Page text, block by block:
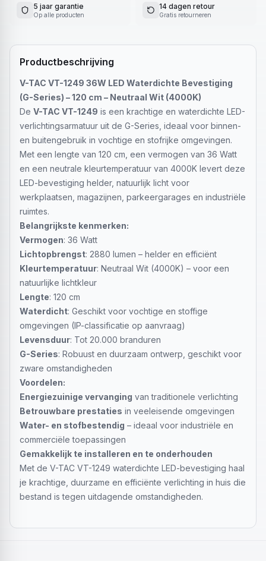
5 jaar garantie
Op alle producten
14 dagen retour
Gratis retourneren
Productbeschrijving
V-TAC VT-1249 36W LED Waterdichte Bevestiging
(G-Series) – 120 cm – Neutraal Wit (4000K)
De V-TAC VT-1249 is een krachtige en waterdichte LED-
verlichtingsarmatuur uit de G-Series, ideaal voor binnen-
en buitengebruik in vochtige en stofrijke omgevingen.
Met een lengte van 120 cm, een vermogen van 36 Watt
en een neutrale kleurtemperatuur van 4000K levert deze
LED-bevestiging helder, natuurlijk licht voor
werkplaatsen, magazijnen, parkeergarages en industriële
ruimtes.
Belangrijkste kenmerken:
Vermogen: 36 Watt
Lichtopbrengst: 2880 lumen – helder en efficiënt
Kleurtemperatuur: Neutraal Wit (4000K) – voor een
natuurlijke lichtkleur
Lengte: 120 cm
Waterdicht: Geschikt voor vochtige en stoffige
omgevingen (IP-classificatie op aanvraag)
Levensduur: Tot 20.000 branduren
G-Series: Robuust en duurzaam ontwerp, geschikt voor
zware omstandigheden
Voordelen:
Energiezuinige vervanging van traditionele verlichting
Betrouwbare prestaties in veeleisende omgevingen
Water- en stofbestendig – ideaal voor industriële en
commerciële toepassingen
Gemakkelijk te installeren en te onderhouden
Met de V-TAC VT-1249 waterdichte LED-bevestiging haal
je krachtige, duurzame en efficiënte verlichting in huis die
bestand is tegen uitdagende omstandigheden.